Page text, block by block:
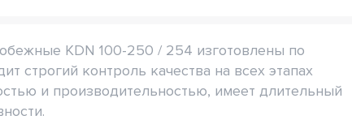
KDN 100-250 / 254 изготовлены по
строгий контроль качества на всех этапах
и производительностью, имеет длительный